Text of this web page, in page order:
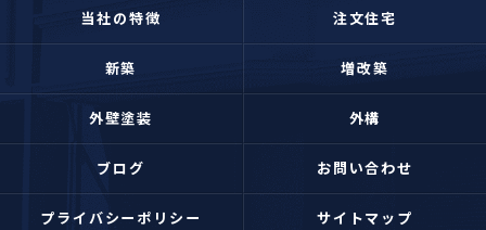
当社の特徴 注文住宅
新築 増改築
外壁塗装 外構
ブログ お問い合わせ
プライバシーポリシー サイトマップ